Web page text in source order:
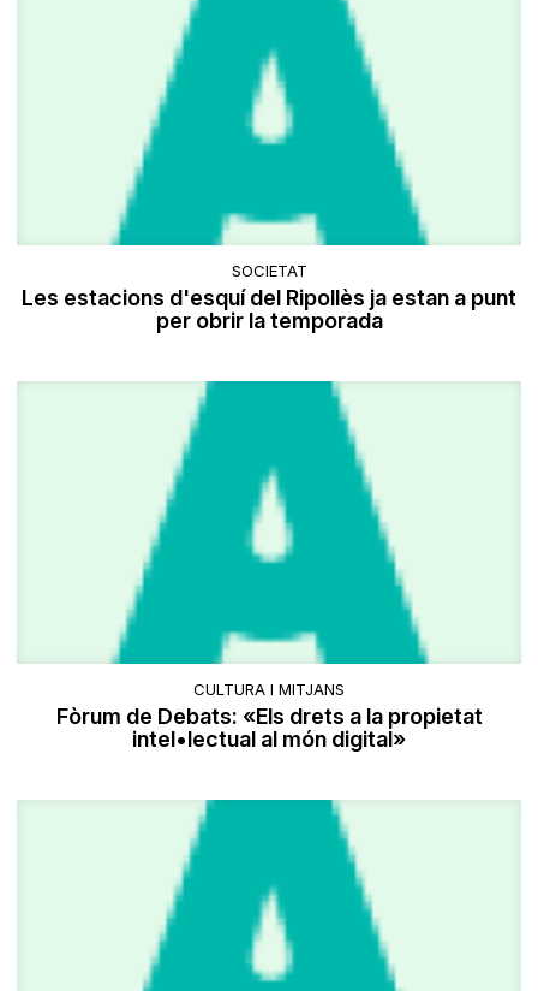
SOCIETAT
Les estacions d'esquí del Ripollès ja estan a punt
per obrir la temporada
CULTURA I MITJANS
Fòrum de Debats: «Els drets a la propietat
intel•lectual al món digital»